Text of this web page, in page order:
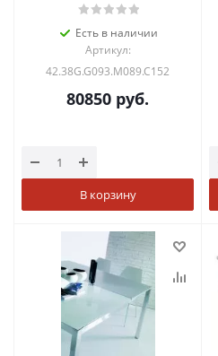
глянц ст)
Есть в наличии
Артикул:
42.38G.G093.M089.C152
80850 руб.
В корзину